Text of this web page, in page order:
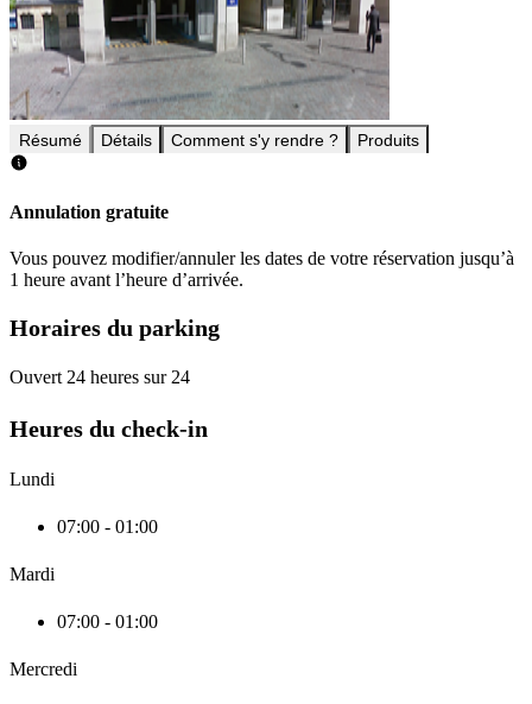
Résumé Détails Comment s'y rendre ? Produits
Annulation gratuite
Vous pouvez modifier/annuler les dates de votre réservation jusqu’à
1 heure avant l’heure d’arrivée.
Horaires du parking
Ouvert 24 heures sur 24
Heures du check-in
Lundi
07:00 - 01:00
Mardi
07:00 - 01:00
Mercredi